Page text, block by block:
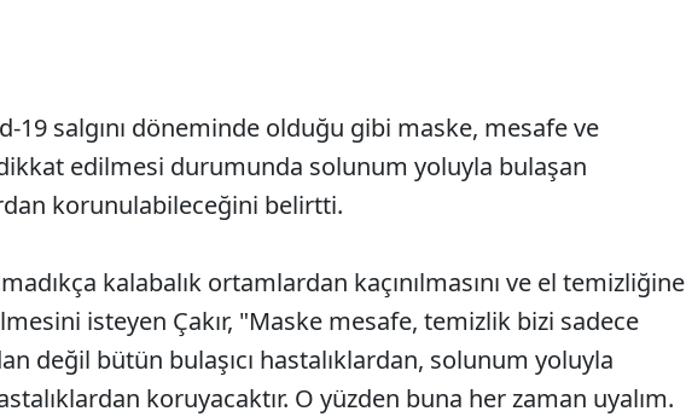
19 salgını döneminde olduğu gibi maske, mesafe ve
edilmesi durumunda solunum yoluyla bulaşan
korunulabileceğini belirtti.
kalabalık ortamlardan kaçınılmasını ve el temizliğine
isteyen Çakır, "Maske mesafe, temizlik bizi sadece
değil bütün bulaşıcı hastalıklardan, solunum yoluyla
koruyacaktır. O yüzden buna her zaman uyalım.